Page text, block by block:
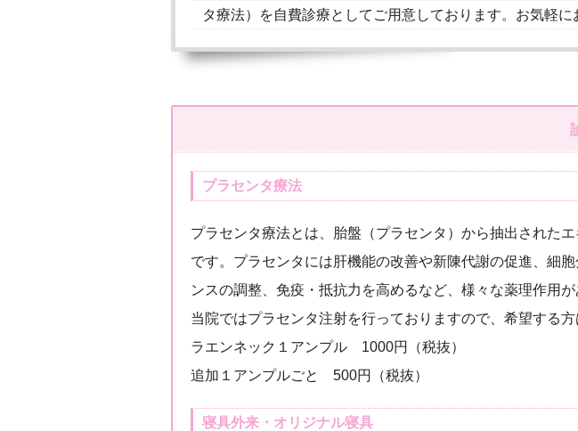
タ療法）を自費診療としてご用意しております。お気軽に
プラセンタ療法
プラセンタ療法とは、胎盤（プラセンタ）から抽出された
です。プラセンタには肝機能の改善や新陳代謝の促進、細
ンスの調整、免疫・抵抗力を高めるなど、様々な薬理作用が
当院ではプラセンタ注射を行っておりますので、希望する方
ラエンネック１アンプル 1000円（税抜）
追加１アンプルごと 500円（税抜）
寝具外来・オリジナル寝具